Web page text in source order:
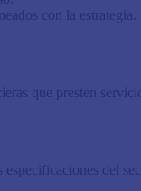
con la estrategia.
que presten
del